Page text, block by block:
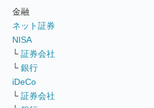
金融
ネット証券
NISA
└ 証券会社
└ 銀行
iDeCo
└ 証券会社